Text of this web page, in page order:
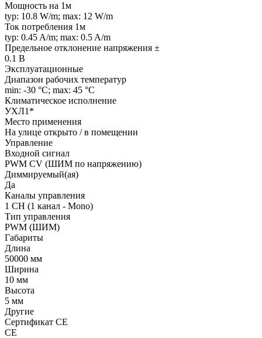
Мощность на 1м
typ: 10.8 W/m; max: 12 W/m
Ток потребления 1м
typ: 0.45 A/m; max: 0.5 A/m
Предельное отклонение напряжения ±
0.1 В
Эксплуатационные
Диапазон рабочих температур
min: -30 °C; max: 45 °C
Климатическое исполнение
УХЛ1*
Место применения
На улице открыто / в помещении
Управление
Входной сигнал
PWM СV (ШИМ по напряжению)
Диммируемый(ая)
Да
Каналы управления
1 CH (1 канал - Mono)
Тип управления
PWM (ШИМ)
Габариты
Длина
50000 мм
Ширина
10 мм
Высота
5 мм
Другие
Сертификат CE
CE